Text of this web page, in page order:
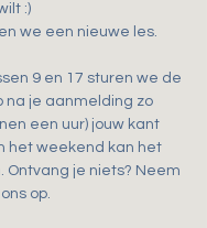
:)
we een nieuwe les.
9 en 17 sturen we de
na je aanmelding zo
een uur) jouw kant
het weekend kan het
Ontvang je niets? Neem
op.